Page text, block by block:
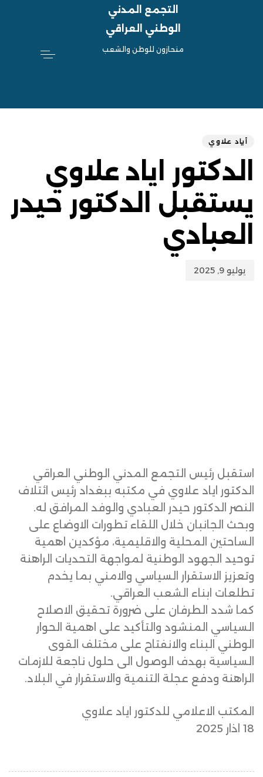
التجمع المدني
الوطني العراقي
منحازون للوطن والشعب
أياد علاوي
الدكتور اياد علاوي
يستقبل الدكتور حيدر
العبادي
يوليو 9, 2025
استقبل رئيس التجمع المدني الوطني العراقي
الدكتور اياد علاوي في مكتبه ببغداد رئيس ائتلاف
النصر الدكتور حيدر العبادي والوفد المرافق له.
وبحث الجانبان خلال اللقاء تطورات الاوضاع على
الساحتين المحلية والاقليمية، مؤكدين اهمية
توحيد الجهود الوطنية لمواجهة التحديات الراهنة
وتعزيز الاستقرار السياسي والامني بما يخدم
تطلعات ابناء الشعب العراقي.
كما شدد الطرفان على ضرورة تحقيق الاصلاح
السياسي المنشود والتأكيد على اهمية الحوار
الوطني البناء والانفتاح على مختلف القوى
السياسية بهدف الوصول الى حلول ناجعة للازمات
الراهنة ودفع عجلة التنمية والاستقرار في البلاد.
المكتب الاعلامي للدكتور اياد علاوي
18 اذار 2025